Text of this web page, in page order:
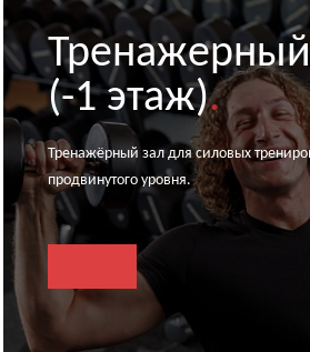
(-1 этаж).
Тренажёрный зал для силовых
продвинутого уровня.